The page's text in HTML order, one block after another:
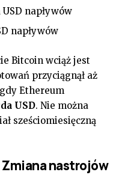
napływów
napływów
Bitcoin wciąż jest
przyciągnął aż
Ethereum
USD. Nie można
sześciomiesięczną
nastrojów